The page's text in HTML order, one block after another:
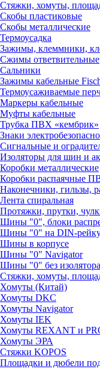
Стяжки, хомуты,
Скобы пластиковые
Скобы металлические
Термоусадка
Зажимы, клеммники,
Сжимы ответвительные
Сальники
Зажимы кабельные
Термоусаживаемые
Маркеры кабельные
Муфты кабельные
Трубка ПВХ «кембрик»
Знаки
Сигнальные и
Изоляторы для шин и
Коробки металлические
Коробки распаячные
Наконечники, гильзы,
Лента спиральная
Протяжки, прутки,
Шины "0", блоки
Шины "0" на DIN-
Шины в корпусе
Шины "0" Navigator
Шины "0" без изолятора
Стяжки, хомуты,
Хомуты (Китай)
Хомуты DKC
Хомуты Navigator
Хомуты IEK
Хомуты REXANT и
Хомуты ЭРА
Стяжки KOPOS
Площадки и дюбели